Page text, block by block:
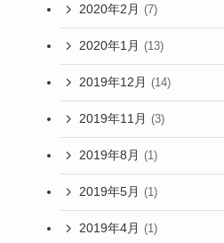
2020年2月 (7)
2020年1月 (13)
2019年12月 (14)
2019年11月 (3)
2019年8月 (1)
2019年5月 (1)
2019年4月 (1)